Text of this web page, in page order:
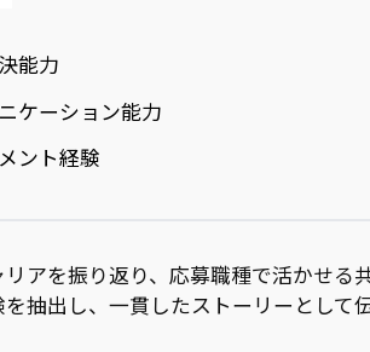
能力
ケーション能力
ント経験
リアを振り返り、応募職種で活かせる
抽出し、一貫したストーリーとして